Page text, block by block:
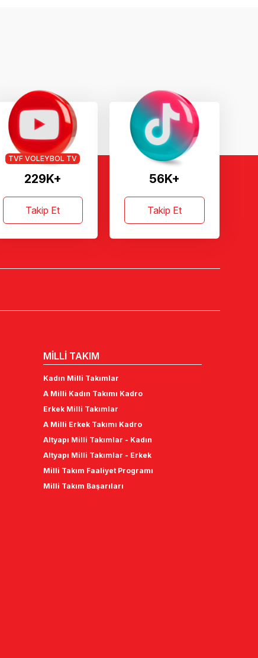
229K+
TVF VOLEYBOL TV
Takip Et
56K+
Takip Et
MİLLİ TAKIM
Kadın Milli Takımlar
A Milli Kadın Takımı Kadro
Erkek Milli Takımlar
A Milli Erkek Takımı Kadro
Altyapı Milli Takımlar - Kadın
Altyapı Milli Takımlar - Erkek
Milli Takım Faaliyet Programı
Milli Takım Başarıları